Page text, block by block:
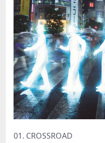
01. CROSSROAD